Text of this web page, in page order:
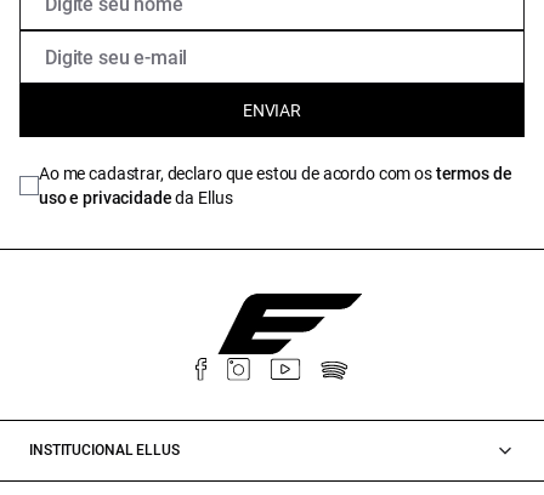
ENVIAR
Ao me cadastrar, declaro que estou de acordo com ostermos de
uso e privacidadeda Ellus
INSTITUCIONAL ELLUS